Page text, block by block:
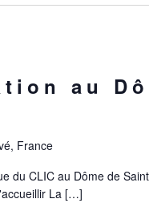
au
France
du CLIC au Dôme de
La […]